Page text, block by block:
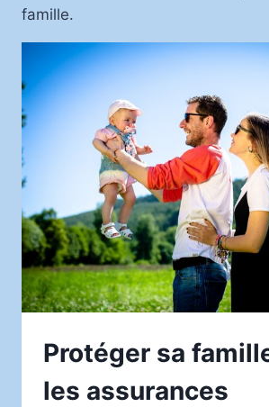
famille.
Protéger sa
les assurances